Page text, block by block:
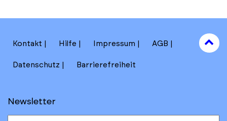
Kontakt Hilfe Impressum AGB
Datenschutz Barrierefreiheit
Newsletter
to
top